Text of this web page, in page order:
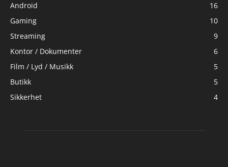
Android
16
Gaming
10
Streaming
9
Kontor / Dokumenter
6
Film / Lyd / Musikk
5
Butikk
5
Sikkerhet
4